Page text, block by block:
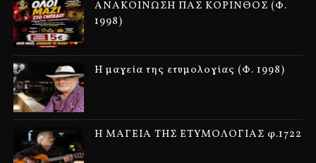
ΑΝΑΚΟΙΝΩΣΗ ΠΑΣ ΚΟΡΙΝΘΟΣ (Φ.
1998)
Η μαγεία της ετυμολογίας (Φ. 1998)
Η ΜΑΓΕΙΑ ΤΗΣ ΕΤΥΜΟΛΟΓΙΑΣ φ.1722